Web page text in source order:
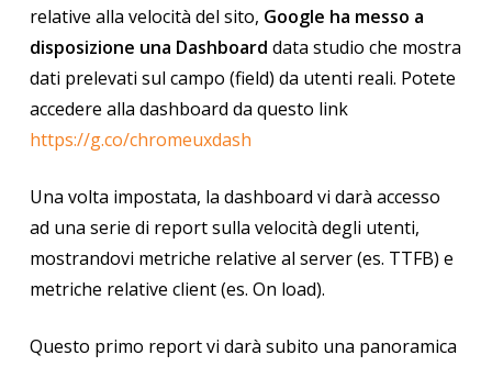
relative alla velocità del sito, Google ha messo a
disposizione una Dashboard data studio che mostra
dati prelevati sul campo (field) da utenti reali. Potete
accedere alla dashboard da questo link
https://g.co/chromeuxdash
Una volta impostata, la dashboard vi darà accesso
ad una serie di report sulla velocità degli utenti,
mostrandovi metriche relative al server (es. TTFB) e
metriche relative client (es. On load).
Questo primo report vi darà subito una panoramica